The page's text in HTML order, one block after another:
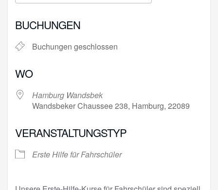
BUCHUNGEN
Buchungen geschlossen
WO
Hamburg Wandsbek
Wandsbeker Chaussee 238, Hamburg, 22089
VERANSTALTUNGSTYP
Erste Hilfe für Fahrschüler